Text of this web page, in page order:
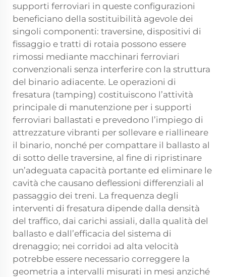
supporti ferroviari in queste configurazioni
beneficiano della sostituibilità agevole dei
singoli componenti: traversine, dispositivi di
fissaggio e tratti di rotaia possono essere
rimossi mediante macchinari ferroviari
convenzionali senza interferire con la struttura
del binario adiacente. Le operazioni di
fresatura (tamping) costituiscono l’attività
principale di manutenzione per i supporti
ferroviari ballastati e prevedono l’impiego di
attrezzature vibranti per sollevare e riallineare
il binario, nonché per compattare il ballasto al
di sotto delle traversine, al fine di ripristinare
un’adeguata capacità portante ed eliminare le
cavità che causano deflessioni differenziali al
passaggio dei treni. La frequenza degli
interventi di fresatura dipende dalla densità
del traffico, dai carichi assiali, dalla qualità del
ballasto e dall’efficacia del sistema di
drenaggio; nei corridoi ad alta velocità
potrebbe essere necessario correggere la
geometria a intervalli misurati in mesi anziché